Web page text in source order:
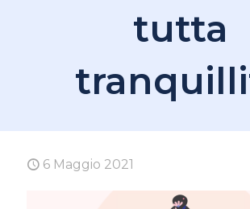
tutta
6 Maggio 2021